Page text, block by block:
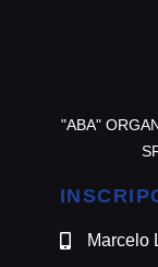
"ABA"
Marcelo